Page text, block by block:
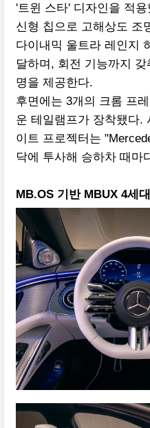
'트윈 스타' 디자인을 적
신형 칩으로 고해상도 조
다이내믹 울트라 레인지
달하며, 회전 기능까지
명을 제공한다.
후면에는 3개의 크롬 프
운 테일램프가 장착됐다.
이트 프로젝터는
닥에 투사해 승하차 때마
MB.OS 기반 MBUX 4세